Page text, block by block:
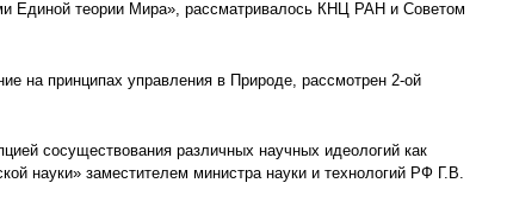
Единой теории Мира», рассматривалось КНЦ РАН и Советом
на принципах управления в Природе, рассмотрен 2-ой
сосуществования различных научных идеологий как
науки» заместителем министра науки и технологий РФ Г.В.